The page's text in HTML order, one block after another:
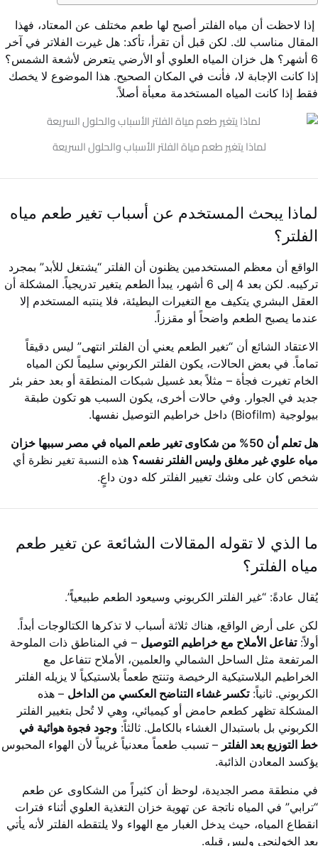
إذا لاحظت أن مياه الفلتر أصبح لها طعم مختلف عن المعتاد، فهذا
المقال مناسب لك. لكن قبل أن تقرأ، تأكد: هل غيرت الفلاتر في آخر
6 أشهر؟ هل خزان المياه العلوي أو الأرضي يتعرض لأشعة الشمس؟
إذا كانت الإجابة لا، فأنت في المكان الصحيح. هذا الموضوع لا يخصك
فقط إذا كانت المياه المستخدمة معبأة أصلاً.
لماذا يتغير طعم مياة الفلتر الأسباب والحلول السريعة
لماذا يبحث المستخدم عن أسباب تغير طعم مياه
الفلتر؟
الواقع أن معظم المستخدمين يظنون أن الفلتر “يشتغل للأبد” بمجرد
تركيبه. لكن بعد 4 إلى 6 أشهر، يبدأ الطعم يتغير تدريجياً. المشكلة أن
العقل البشري يتكيف مع التغيرات البطيئة، فلا ينتبه المستخدم إلا
عندما يصبح الطعم واضحاً أو مقززاً.
الاعتقاد الشائع أن “تغير الطعم يعني أن الفلتر انتهى” ليس دقيقاً
تماماً. في بعض الحالات، يكون الفلتر الكربوني سليماً لكن المياه
الخام تغيرت فجأة – مثلاً بعد غسيل شبكات المنطقة أو بعد حفر بئر
جديد في الجوار. وفي حالات أخرى، يكون السبب هو تكون طبقة
بيولوجية (Biofilm) داخل خراطيم التوصيل نفسها.
هل تعلم أن 50% من شكاوى تغير طعم المياه في مصر سببها خزان
مياه علوي غير مغلق وليس الفلتر نفسه؟ هذه النسبة تغير نظرة أي
شخص كان على وشك تغيير الفلتر كله دون داعٍ.
ما الذي لا تقوله المقالات الشائعة عن تغير طعم
مياه الفلتر؟
يُقال عادةً: “غير الفلتر الكربوني وسيعود الطعم طبيعياً”.
لكن على أرض الواقع، هناك ثلاثة أسباب لا تذكرها الكتالوجات أبداً.
أولاً:تفاعل الأملاح مع خراطيم التوصيل – في المناطق ذات الملوحة
المرتفعة مثل الساحل الشمالي والعلمين، الأملاح تتفاعل مع
الخراطيم البلاستيكية الرخيصة وتنتج طعماً بلاستيكياً لا يزيله الفلتر
الكربوني. ثانياً:تكسر غشاء التناضح العكسي من الداخل – هذه
المشكلة تظهر كطعم حامض أو كيميائي، وهي لا تُحل بتغيير الفلتر
الكربوني بل باستبدال الغشاء بالكامل. ثالثاً: وجود فجوة هوائية في
خط التوزيع بعد الفلتر – تسبب طعماً معدنياً غريباً لأن الهواء المحبوس
يؤكسد المعادن الذائبة.
في منطقة مصر الجديدة، لوحظ أن كثيراً من الشكاوى عن طعم
“ترابي” في المياه ناتجة عن تهوية خزان التغذية العلوي أثناء فترات
انقطاع المياه، حيث يدخل الغبار مع الهواء ولا يلتقطه الفلتر لأنه يأتي
بعد الخولنجي وليس قبله.